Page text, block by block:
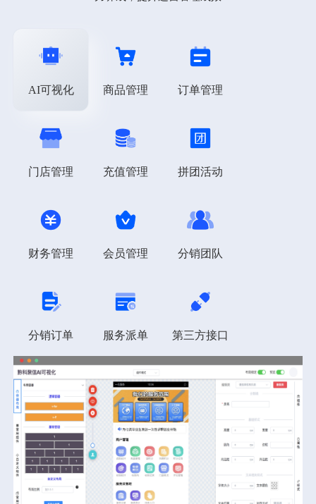
AI可视化 商品管理 订单管理
门店管理 充值管理 拼团活动
财务管理 会员管理 分销团队
分销订单 服务派单 第三方接口